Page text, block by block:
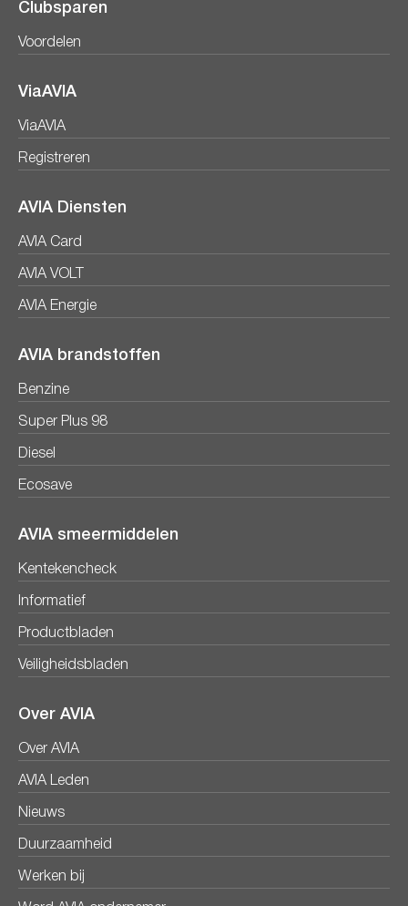
Clubsparen
Voordelen
ViaAVIA
ViaAVIA
Registreren
AVIA Diensten
AVIA Card
AVIA VOLT
AVIA Energie
AVIA brandstoffen
Benzine
Super Plus 98
Diesel
Ecosave
AVIA smeermiddelen
Kentekencheck
Informatief
Productbladen
Veiligheidsbladen
Over AVIA
Over AVIA
AVIA Leden
Nieuws
Duurzaamheid
Werken bij